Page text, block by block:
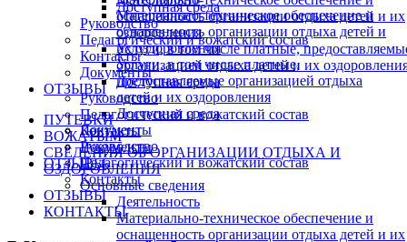
Доступная среда
Руководство
Педагогический и вожатский состав
Контакты
Документы
ОТЗЫВЫ
ПУТЕВКИ
ВОЖАТЫМ
СВЕДЕНИЯ ОБ ОРГАНИЗАЦИИ ОТДЫХА И
ОЗДОРОВЛЕНИЯ
Основные сведения
Деятельность
Материально-техническое обеспечение и
оснащенность организации отдыха детей и их
оснащенность организации отдыха детей и их
оздоровления
Услуги, в том числе платные,
организацией отдыха детей и их
Доступная среда
Руководство
Педагогический и вожатский состав
Контакты
Документы
ОТЗЫВЫ
Материально-техническое обеспечение и
оснащенность организации отдыха детей и
их оздоровления
Услуги, в том числе платные,
предоставляемые организацией отдыха
детей и их оздоровления
Доступная среда
Документы
Руководство
Педагогический и вожатский состав
Контакты
ОТЗЫВЫ
КОНТАКТЫ